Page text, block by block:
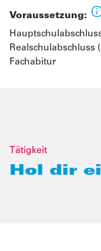
Voraussetzung:
Realschulabschluss
Fachabitur
Tätigkeit
Hol dir